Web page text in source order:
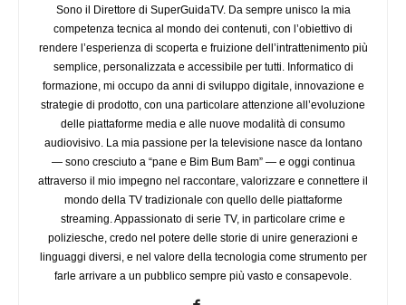
Sono il Direttore di SuperGuidaTV. Da sempre unisco la mia
competenza tecnica al mondo dei contenuti, con l’obiettivo di
rendere l’esperienza di scoperta e fruizione dell’intrattenimento più
semplice, personalizzata e accessibile per tutti. Informatico di
formazione, mi occupo da anni di sviluppo digitale, innovazione e
strategie di prodotto, con una particolare attenzione all’evoluzione
delle piattaforme media e alle nuove modalità di consumo
audiovisivo. La mia passione per la televisione nasce da lontano
— sono cresciuto a “pane e Bim Bum Bam” — e oggi continua
attraverso il mio impegno nel raccontare, valorizzare e connettere il
mondo della TV tradizionale con quello delle piattaforme
streaming. Appassionato di serie TV, in particolare crime e
poliziesche, credo nel potere delle storie di unire generazioni e
linguaggi diversi, e nel valore della tecnologia come strumento per
farle arrivare a un pubblico sempre più vasto e consapevole.